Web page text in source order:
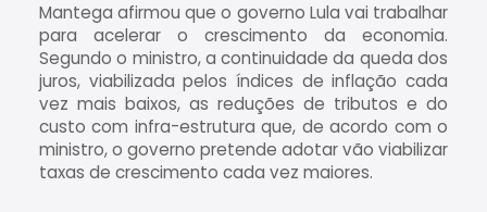
Mantega afirmou que o governo Lula vai trabalhar
para acelerar o crescimento da economia.
Segundo o ministro, a continuidade da queda dos
juros, viabilizada pelos índices de inflação cada
vez mais baixos, as reduções de tributos e do
custo com infra-estrutura que, de acordo com o
ministro, o governo pretende adotar vão viabilizar
taxas de crescimento cada vez maiores.